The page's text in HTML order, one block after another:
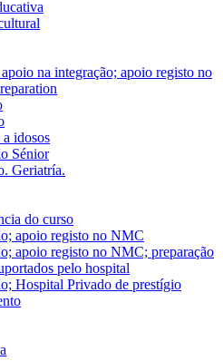
na integração; apoio registo no
idosos
Sénior
Geriatría.
do curso
apoio registo no NMC
apoio registo no NMC; preparação
pelo hospital
Hospital Privado de prestígio